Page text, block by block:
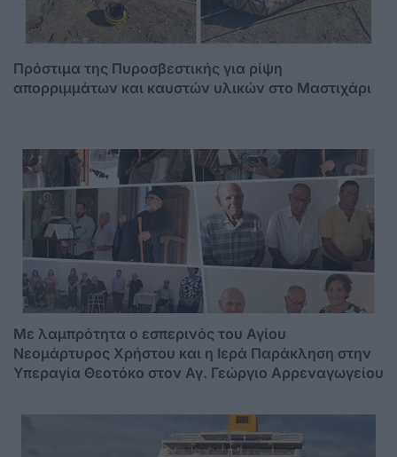
Πρόστιμα της Πυροσβεστικής για ρίψη
απορριμμάτων και καυστών υλικών στο Μαστιχάρι
Mε λαμπρότητα ο εσπερινός του Αγίου
Νεομάρτυρος Χρήστου και η Ιερά Παράκληση στην
Υπεραγία Θεοτόκο στον Αγ. Γεώργιο Αρρεναγωγείου